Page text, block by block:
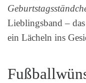
Lieblingsband –
ein Lächeln ins